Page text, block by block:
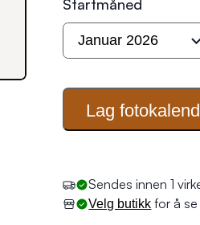
Startmåned
Lag
Sendes innen 1
Velg butikk for å